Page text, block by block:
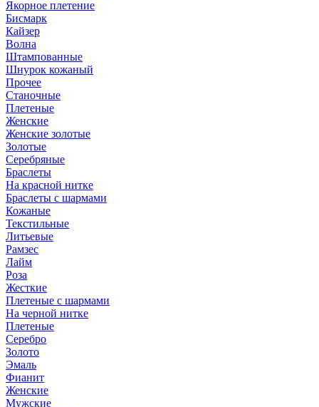
Якорное плетение
Бисмарк
Кайзер
Волна
Штампованные
Шнурок кожаный
Прочее
Станочные
Плетеные
Женские
Женские золотые
Золотые
Серебряные
Браслеты
На красной нитке
Браслеты с шармами
Кожаные
Текстильные
Литьевые
Рамзес
Лайм
Роза
Жесткие
Плетеные с шармами
На черной нитке
Плетеные
Серебро
Золото
Эмаль
Фианит
Женские
Мужские